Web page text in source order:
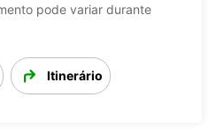
pode variar durante
Itinerário